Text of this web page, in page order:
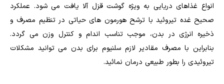
انواع غذاهای دریایی به ویژه گوشت قزل آلا یافت می شود. عملکرد
صحیح غده تیروئید با ترشح هورمون های حیاتی در تنظیم مصرف و
ذخیره انرژی در بدن، موجب تناسب اندام و کنترل وزن می گردد.
بنابراین با مصرف مقادیر لازم سلنیوم برای بدن می توانید مشکلات
تیروئیدی را بطور طبیعی درمان نمائید.